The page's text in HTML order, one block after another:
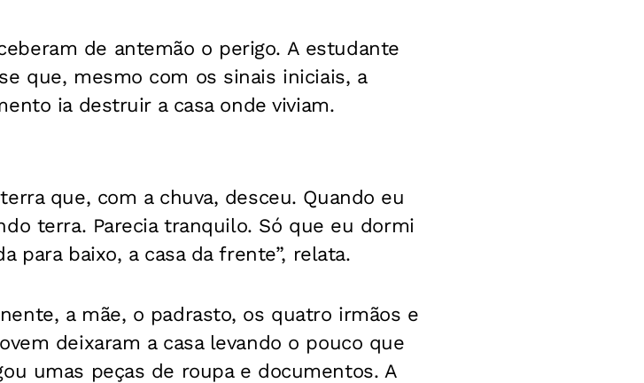
de antemão o perigo. A estudante
que, mesmo com os sinais iniciais, a
ia destruir a casa onde viviam.
que, com a chuva, desceu. Quando eu
terra. Parecia tranquilo. Só que eu dormi
para baixo, a casa da frente”, relata.
a mãe, o padrasto, os quatro irmãos e
deixaram a casa levando o pouco que
umas peças de roupa e documentos. A